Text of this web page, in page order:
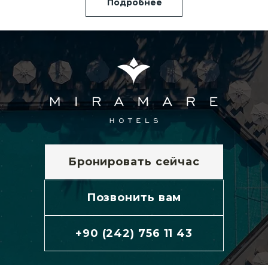
Подробнее
Бронировать сейчас
Позвонить вам
+90 (242) 756 11 43